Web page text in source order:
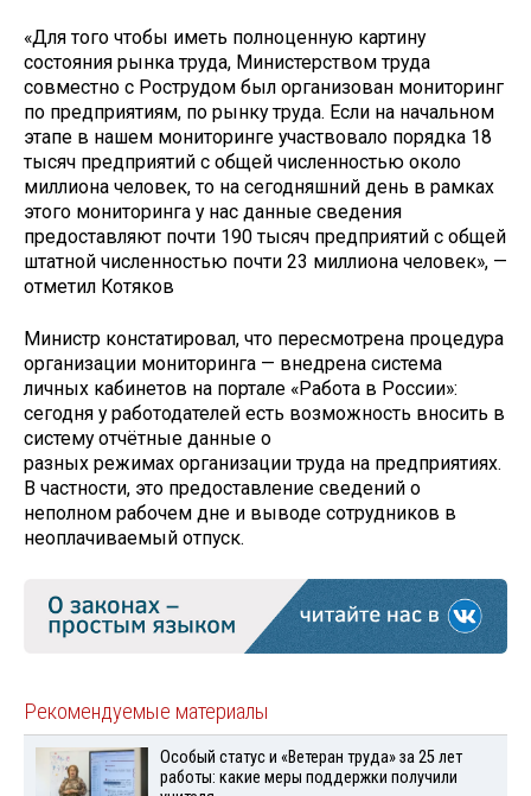
«Для того чтобы иметь полноценную картину
состояния рынка труда, Министерством труда
совместно с Рострудом был организован мониторинг
по предприятиям, по рынку труда​​​. Если на начальном
этапе в нашем мониторинге участвовало порядка 18
тысяч предприятий с общей численностью около
миллиона человек, то на сегодняшний день в рамках
этого мониторинга у нас данные сведения
предоставляют почти 190 тысяч предприятий с общей
штатной численностью почти 23 миллиона человек», —
отметил Котяков
Министр констатировал, что пересмотрена процедура
организации мониторинга — внедрена система
личных кабинетов на портале «Работа в России»:
сегодня у работодателей есть возможность вносить в
систему отчётные данные о
разных режимах организации труда на предприятиях.
В частности, это предоставление сведений о
неполном рабочем дне и выводе сотрудников в
неоплачиваемый отпуск.
Рекомендуемые материалы
Особый статус и «Ветеран труда» за 25 лет
работы: какие меры поддержки получили